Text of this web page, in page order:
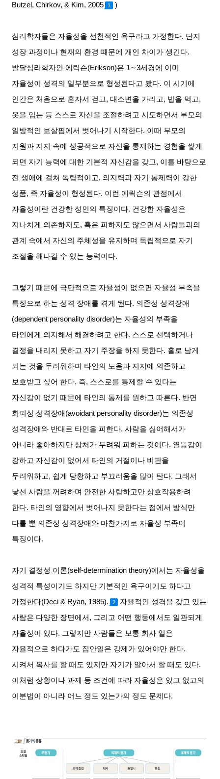
Butzel, Chirkov, & Kim, 2005
1 )
심리학자들은 자율성을 선천적인 욕구라고 가정한다. 단지
성장 과정이나 현재의 환경 때문에 개인 차이가 생긴다.
발달심리학자인 에릭슨(Erikson)은 1∼3세경에 이미
자율성이 성격의 일부분으로 형성된다고 봤다. 이 시기에
인간은 처음으로 혼자서 걷고,대소변을 가리고, 밥을 먹고,
옷을 입는 등 스스로 자신을 조절하려고 시도하면서 부모의
일방적인 보살핌에서 벗어나기 시작한다. 이때 부모의
지원과 지지 속에 성공적으로 자신을 통제하는 경험을 쌓게
되면 자기 능력에 대한 기본적 자신감을 갖고, 이를 바탕으로
전 생애에 걸쳐 독립적이고, 의지력과 자기 통제력이 강한
성품, 즉 자율성이 형성된다. 이런 에릭슨의 관점에서
자율성이란 건강한 성인의 특징이다. 건강한 자율성은
지나치게 의존하지도, 혹은 피하지도 않으면서 사람들과의
관계 속에서 자신의 주체성을 유지하며 독립적으로 자기
조절을 해나갈 수 있는 능력이다.
그렇기 때문에 극단적으로 자율성이 없으면 자율성 부족을
특징으로 하는 성격 장애를 겪게 된다. 의존성 성격장애
(dependent personality disorder)는 자율성의 부족을
타인에게 의지해서 해결하려고 한다. 스스로 선택하거나
결정을 내리지 못하고 자기 주장을 하지 못한다. 홀로 남게
되는 것을 두려워하며 타인의 도움과 지지에 의존하고
보호받고 싶어 한다. 즉, 스스로를 통제할 수 있다는
자신감이 없기 때문에 타인의 통제를 원하고 따른다. 반면
회피성 성격장애 (avoidant personality disorder)는 의존성
성격장애와 반대로 타인을 피한다.사람을 싫어해서가
아니라 좋아하지만 상처가 두려워 피하는 것이다. 열등감이
강하고 자신감이 없어서 타인의 거절이나 비판을
두려워하고, 쉽게 당황하고 부끄러움을 많이 탄다. 그래서
낯선 사람을 꺼려하며 안전한 사람하고만 상호작용하려
한다. 타인의 영향에서 벗어나지 못한다는 점에서 방식만
다를 뿐 의존성 성격장애와 마찬가지로 자율성 부족이
특징이다.
자기 결정성 이론(self-determination theory)에서는 자율성을
성격적 특성이기도 하지만 기본적인 욕구이기도 하다고
가정한다(Deci & Ryan, 1985). 2
자율적인 성격을 갖고 있는
사람은 다양한 장면에서 , 그리고 어떤 행동에서도 일관되게
자율성이 있다. 그렇지만 사람들은 보통 회사 일은
자율적으로 하다가도 집안일은 강제가 있어야만 한다.
시켜서 복사를 할 때도 있지만 자기가 알아서 할 때도 있다.
이처럼 상황이나 과제 등 조건에 따라 자율성은 있고 없고의
이분법이 아니라 어느 정도 있는가의 정도 문제다.